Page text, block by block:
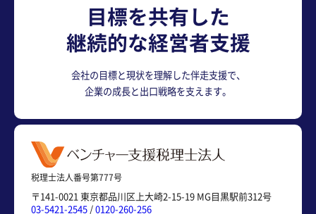
目標を共有した
継続的な経営者支援
会社の目標と現状を理解した伴走支援で、
企業の成長と出口戦略を支えます。
税理士法人番号第777号
〒141-0021 東京都品川区上大崎2-15-19 MG目黒駅前312号
03-5421-2545 /0120-260-256